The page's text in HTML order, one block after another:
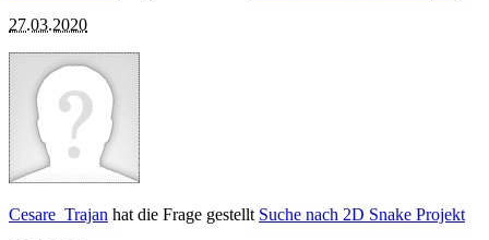
27.03.2020
Cesare_Trajan hat die Frage gestellt Suche nach 2D Snake Projekt